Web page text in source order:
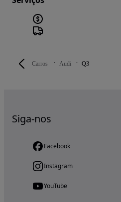
Carros Audi Q3
Siga-nos
Facebook
Instagram
YouTube